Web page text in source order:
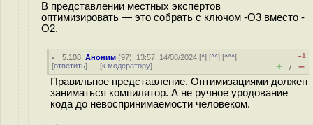
В представлении местных экспертов
оптимизировать — это собрать с ключом -O3 вместо -
O2.
5.108 ,Аноним (97), 13:57, 14/08/2024 [^] [^^] [^^^]
[ответить] [к модератору]
–1
+ / –
Правильное представление. Оптимизациями должен
заниматься компилятор. А не ручное уродование
кода до невоспринимаемости человеком.